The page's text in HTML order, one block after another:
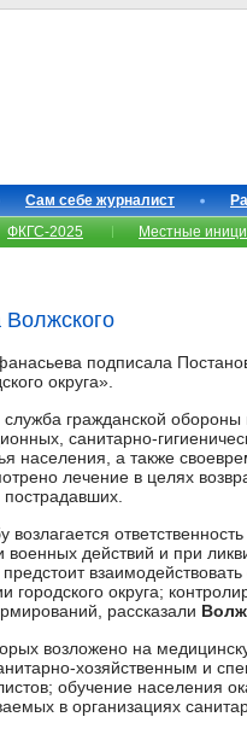
Сам себе журналист
ФКГС-2025 Местные
Волжского
подписала
округа».
гражданской
санитарно-
населения, а также
лечение в целях
возлагается
действий и при
предстоит
городского округа;
рассказали
возложено на
хозяйственным и
обучение
в организациях